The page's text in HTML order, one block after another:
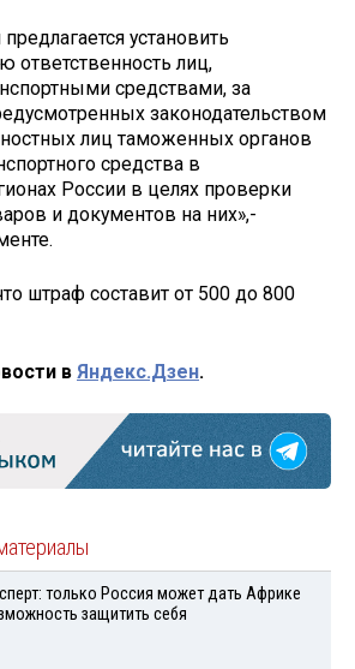
установить
ответственность лиц,
средствами, за
законодательством
лиц таможенных органов
средства в
России в целях проверки
и документов на них»,-
штраф составит от 500 до 800
в Яндекс.Дзен.
только Россия может дать Африке
защитить себя